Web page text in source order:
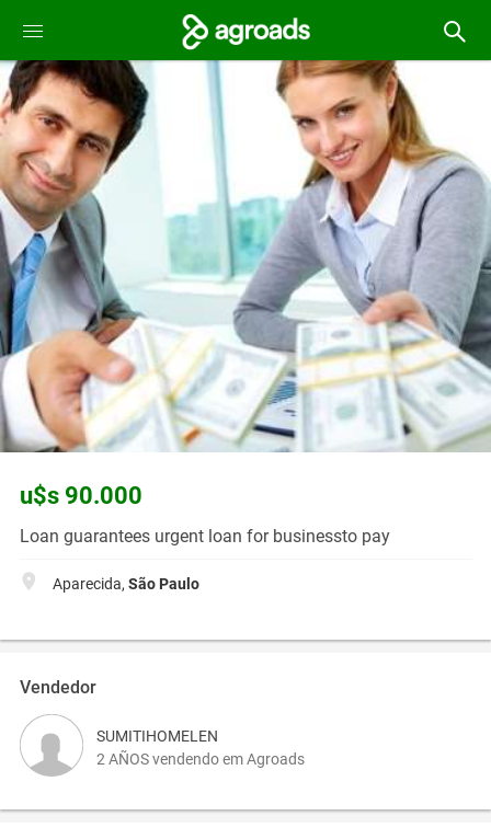
u$s 90.000
Loan guarantees urgent loan for businessto pay
Aparecida, São Paulo
Vendedor
SUMITIHOMELEN
2 AÑOS vendendo em Agroads